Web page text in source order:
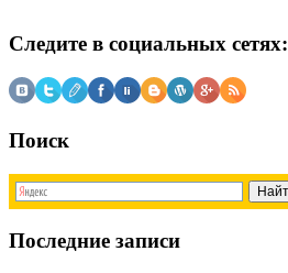
Следите в социальных сетях:
Поиск
Последние записи